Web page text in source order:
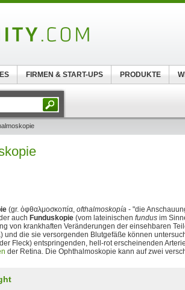
(gr. ὀφθαλμοσκοπία, ofthalmoskopía - "die
auch Funduskopie (vom lateinischen fundus im
von krankhaften Veränderungen der einsehbaren
und die sie versorgenden Blutgefäße können
Fleck) entspringenden, hell-rot erscheinenden
der Retina. Die Ophthalmoskopie kann auf zwei
FIRMEN & START-UPS PRODUKTE